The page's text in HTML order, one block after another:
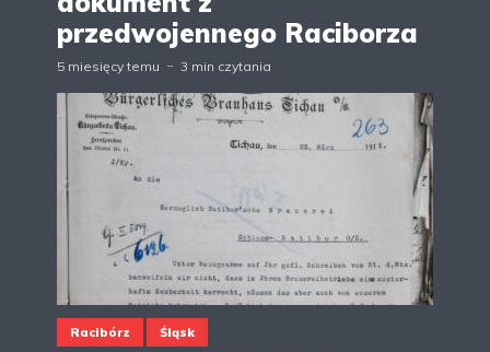
przedwojennego Raciborza
5 miesięcy temu 3 min czytania
Racibórz Śląsk